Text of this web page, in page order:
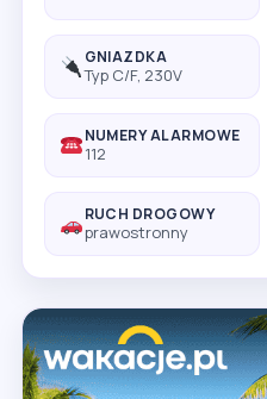
GNIAZDKA
Typ C/F, 230V
NUMERY ALARMOWE
112
RUCH DROGOWY
prawostronny